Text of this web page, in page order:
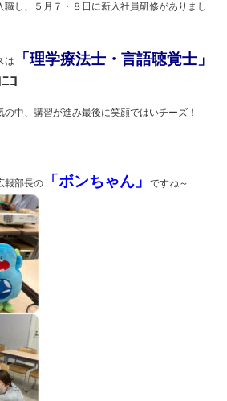
し、５月７・８日に新入社員研修がありまし
は 「理学療法士・言語聴覚士」
ｺ
中、講習が進み最後に笑顔ではいチーズ！
報部長の 「ボンちゃん」 ですね～